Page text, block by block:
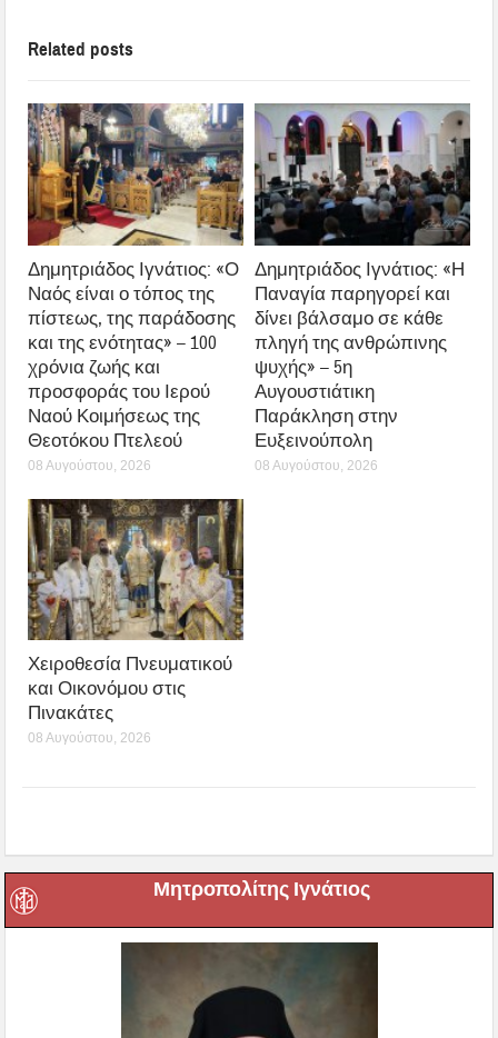
Related posts
Δημητριάδος Ιγνάτιος: «Ο
Ναός είναι ο τόπος της
πίστεως, της παράδοσης
και της ενότητας» – 100
χρόνια ζωής και
προσφοράς του Ιερού
Ναού Κοιμήσεως της
Θεοτόκου Πτελεού
08 Αυγούστου, 2026
Δημητριάδος Ιγνάτιος: «Η
Παναγία παρηγορεί και
δίνει βάλσαμο σε κάθε
πληγή της ανθρώπινης
ψυχής» – 5η
Αυγουστιάτικη
Παράκληση στην
Ευξεινούπολη
08 Αυγούστου, 2026
Χειροθεσία Πνευματικού
και Οικονόμου στις
Πινακάτες
08 Αυγούστου, 2026
Μητροπολίτης Ιγνάτιος